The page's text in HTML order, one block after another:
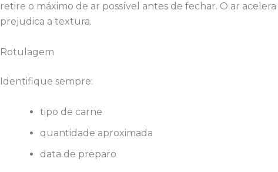
retire o máximo de ar possível antes de fechar. O ar acelera
prejudica a textura.
Rotulagem
Identifique sempre:
tipo de carne
quantidade aproximada
data de preparo